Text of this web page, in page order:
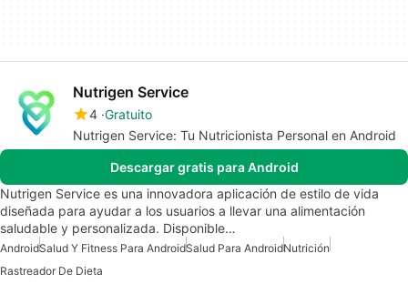
Nutrigen Service
4 Gratuito
Nutrigen Service: Tu Nutricionista Personal en Android
Descargar gratis para Android
Nutrigen Service es una innovadora aplicación de estilo de vida
diseñada para ayudar a los usuarios a llevar una alimentación
saludable y personalizada. Disponible…
AndroidSalud Y Fitness Para AndroidSalud Para AndroidNutrición
Rastreador De Dieta